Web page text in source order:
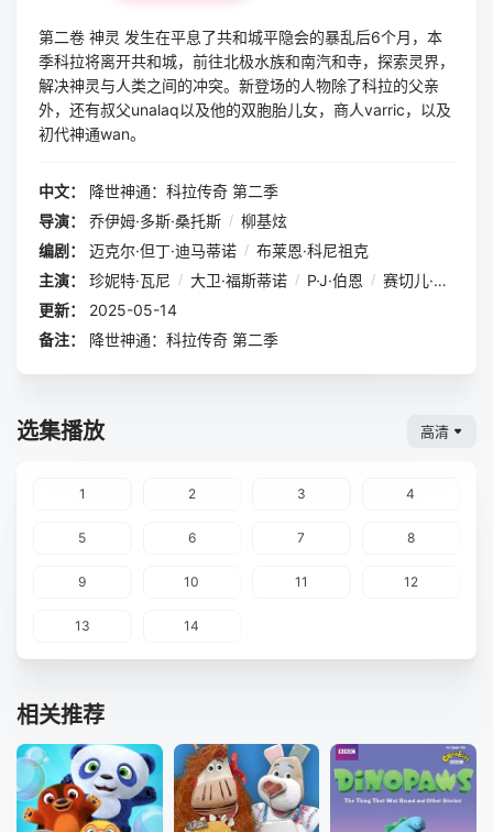
第二卷 神灵 发生在平息了共和城平隐会的暴乱后6个月，本
季科拉将离开共和城，前往北极水族和南汽和寺，探索灵界，
解决神灵与人类之间的冲突。新登场的人物除了科拉的父亲
外，还有叔父unalaq以及他的双胞胎儿女，商人varric，以及
初代神通wan。
中文：
降世神通：科拉传奇 第二季
导演：
乔伊姆·多斯·桑托斯 / 柳基炫
编剧：
迈克尔·但丁·迪马蒂诺 / 布莱恩·科尼祖克
主演：
珍妮特·瓦尼 / 大卫·福斯蒂诺 / P·J·伯恩 / 赛切儿·加布埃尔
更新：
2025-05-14
备注：
降世神通：科拉传奇 第二季
选集播放 高清
1 2 3 4
5 6 7 8
9 10 11 12
13 14
相关推荐